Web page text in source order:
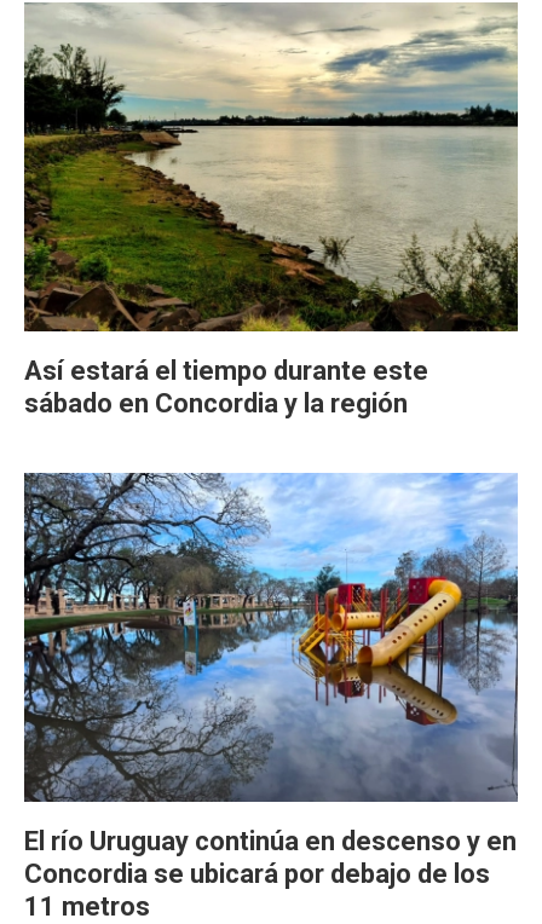
Así estará el tiempo durante este
sábado en Concordia y la región
El río Uruguay continúa en descenso y en
Concordia se ubicará por debajo de los
11 metros